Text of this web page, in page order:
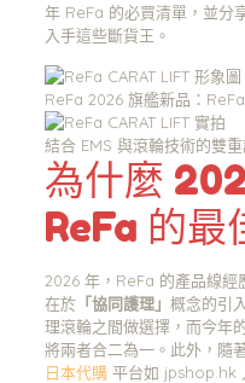
年 ReFa 的必買清單，並分
入手這些斷貨王。
ReFa 2026 旗艦新品：ReFa
結合 EMS 與滾輪技術的雙
為什麼
ReFa 的最
2026 年，ReFa 的產品線經
在於「協同護理」 概念的引
理滾輪之間做選擇，而今年
將兩者合二為一。此外，隨
日本代購平台如 jpshop.hk